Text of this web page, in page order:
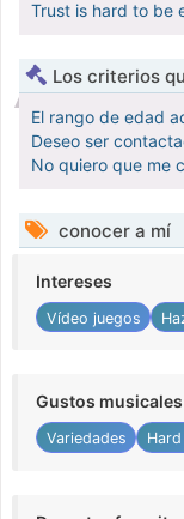
Trust is hard to be
Los criterios
El rango de edad
Deseo ser
No quiero que me
conocer a mí
Intereses
Vídeo juegos
Gustos musicales
Variedades